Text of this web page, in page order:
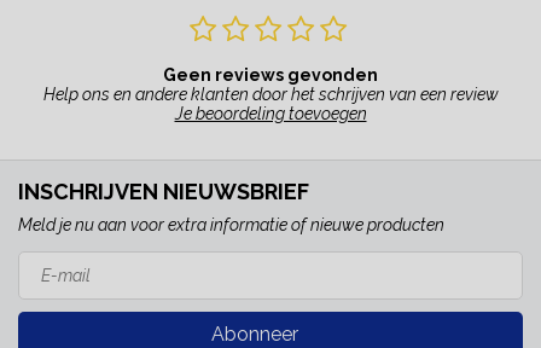
Geen reviews gevonden
Help ons en andere klanten door het schrijven van een review
Je beoordeling toevoegen
INSCHRIJVEN NIEUWSBRIEF
Meld je nu aan voor extra informatie of nieuwe producten
Abonneer